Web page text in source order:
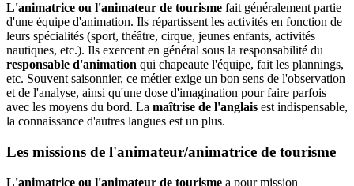
L'animatrice ou l'animateur de tourisme fait généralement partie
d'une équipe d'animation. Ils répartissent les activités en fonction de
leurs spécialités (sport, théâtre, cirque, jeunes enfants, activités
nautiques, etc.). Ils exercent en général sous la responsabilité du
responsable d'animation qui chapeaute l'équipe, fait les plannings,
etc. Souvent saisonnier, ce métier exige un bon sens de l'observation
et de l'analyse, ainsi qu'une dose d'imagination pour faire parfois
avec les moyens du bord. La maîtrise de l'anglais est indispensable,
la connaissance d'autres langues est un plus.
Les missions de l'animateur/animatrice de tourisme
L'animatrice ou l'animateur de tourisme a pour mission